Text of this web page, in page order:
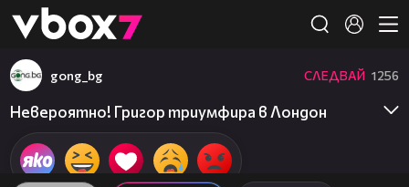
👾
gong_bg СЛЕДВАЙ 1256
Невероятно! Григор триумфира в Лондон